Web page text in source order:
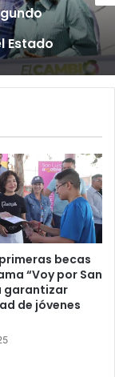
Estado
becas
“Voy por San
garantizar
de jóvenes